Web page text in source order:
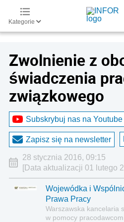
Kategorie
Zwolnienie z
świadczenia
związkowego
Subskrybuj nas na Youtube
Zapisz się na newsletter
28 stycznia 2016, 09:15
[Data aktualizacji 01 lutego
Wojewódka i
Prawa Pracy
Warszawska kancelaria
w pomocy